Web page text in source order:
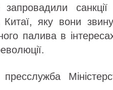
яку вони
палива в